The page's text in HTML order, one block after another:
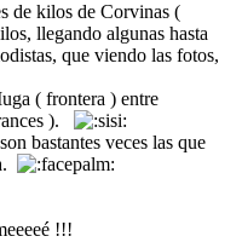
de kilos de Corvinas (
llegando algunas hasta
que viendo las fotos,
( frontera ) entre
).
bastantes veces las que
!!!